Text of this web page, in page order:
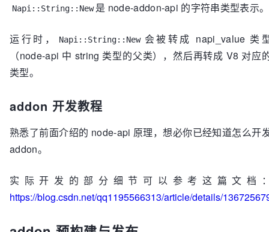
NODE_API_MODULE
Napi::String::New 是 node-addon-api 的字符串类型表示。
运行时， Napi::String::New 会被转成 napi_value 类
（node-api 中 string 类型的父类），然后再转成 V8 对应
类型。
addon 开发教程
熟悉了前面介绍的 node-api 原理，想必你已经知道怎么开
addon。
实际开发的部分细节可以参考这篇文档
https://blog.csdn.net/qq1195566313/article/details/